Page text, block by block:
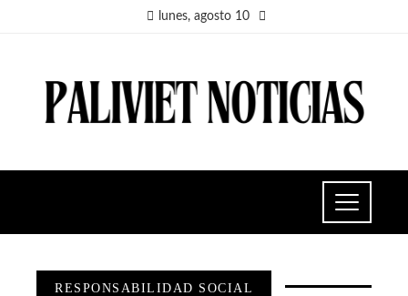
lunes, agosto 10
RESPONSABILIDAD SOCIAL